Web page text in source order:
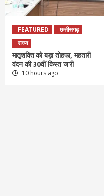
FEATURED
छत्तीसगढ़
राज्य
मातृशक्ति को बड़ा तोहफा, महतारी
वंदन की 30वीं किस्त जारी
10 hours ago